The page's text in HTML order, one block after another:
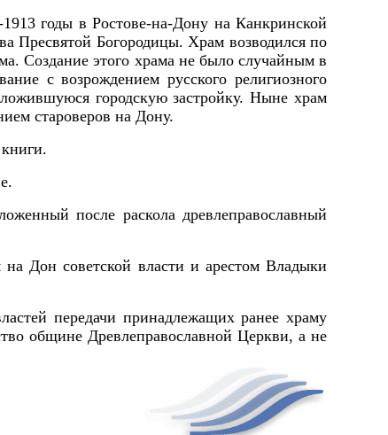
годы в Ростове-на-Дону на Канкринской
Пресвятой Богородицы. Храм возводился по
Создание этого храма не было случайным в
с возрождением русского религиозного
городскую застройку. Ныне храм
староверов на Дону.
после раскола древлеправославный
Дон советской власти и арестом Владыки
передачи принадлежащих ранее храму
общине Древлеправославной Церкви, а не